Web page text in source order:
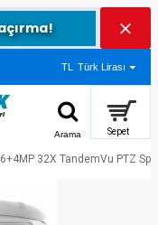
TL Türk Lirası
32X TandemVu PTZ